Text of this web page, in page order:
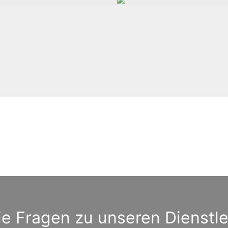
Fragen zu unseren